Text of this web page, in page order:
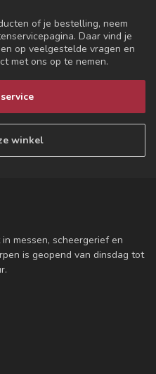
of je bestelling, neem
Daar vind je
op veelgestelde vragen en
met ons op te nemen.
winkel
messen, scheergerief en
is geopend van dinsdag tot